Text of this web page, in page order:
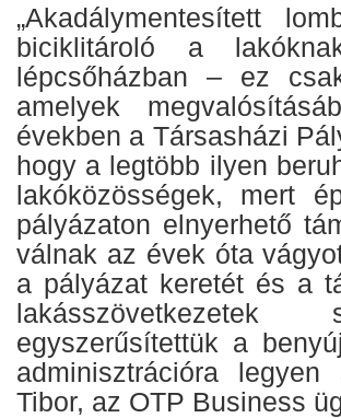
„Akadálymentesített
biciklitároló a
lépcsőházban – ez
amelyek
években a Társasházi
hogy a legtöbb ilyen
lakóközösségek, mert
pályázaton elnyerhető
válnak az évek óta
a pályázat keretét és a
egyszerűsítettük a
adminisztrációra
Tibor, az OTP Business